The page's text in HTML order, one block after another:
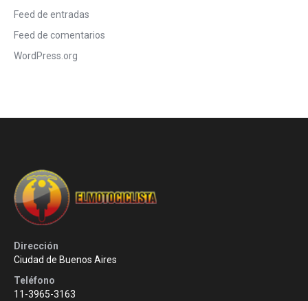
Feed de entradas
Feed de comentarios
WordPress.org
Dirección
Ciudad de Buenos Aires
Teléfono
11-3965-3163